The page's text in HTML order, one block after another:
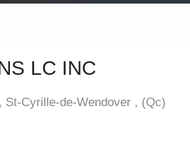
LC INC
St-Cyrille-de-Wendover , (Qc)